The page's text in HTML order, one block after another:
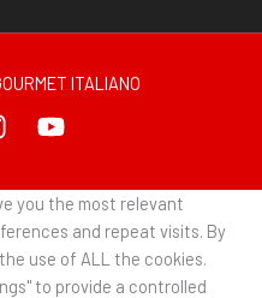
ITALIANO
you the most relevant
and repeat visits. By
use of ALL the cookies.
to provide a controlled